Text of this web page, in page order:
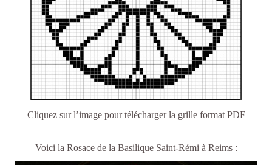
Cliquez sur l’image pour télécharger la grille format PDF
Voici la Rosace de la Basilique Saint-Rémi à Reims :